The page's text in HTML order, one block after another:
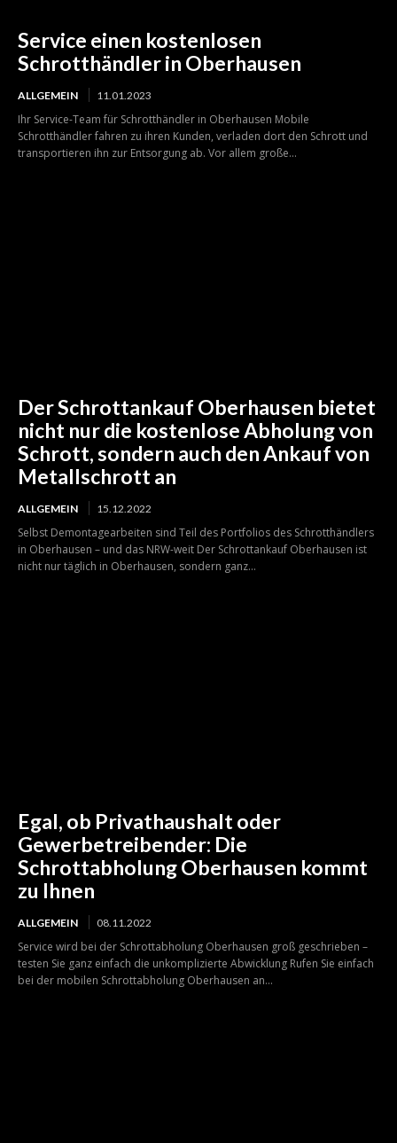
Service einen kostenlosen
Schrotthändler in Oberhausen
ALLGEMEIN 11.01.2023
Ihr Service-Team für Schrotthändler in Oberhausen Mobile
Schrotthändler fahren zu ihren Kunden, verladen dort den Schrott und
transportieren ihn zur Entsorgung ab. Vor allem große...
Der Schrottankauf Oberhausen bietet
nicht nur die kostenlose Abholung von
Schrott, sondern auch den Ankauf von
Metallschrott an
ALLGEMEIN 15.12.2022
Selbst Demontagearbeiten sind Teil des Portfolios des Schrotthändlers
in Oberhausen – und das NRW-weit Der Schrottankauf Oberhausen ist
nicht nur täglich in Oberhausen, sondern ganz...
Egal, ob Privathaushalt oder
Gewerbetreibender: Die
Schrottabholung Oberhausen kommt
zu Ihnen
ALLGEMEIN 08.11.2022
Service wird bei der Schrottabholung Oberhausen groß geschrieben –
testen Sie ganz einfach die unkomplizierte Abwicklung Rufen Sie einfach
bei der mobilen Schrottabholung Oberhausen an...